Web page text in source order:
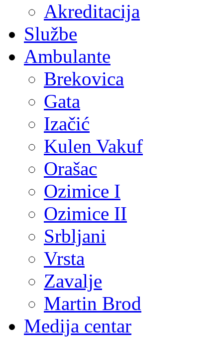
Akreditacija
Službe
Ambulante
Brekovica
Gata
Izačić
Kulen Vakuf
Orašac
Ozimice I
Ozimice II
Srbljani
Vrsta
Zavalje
Martin Brod
Medija centar